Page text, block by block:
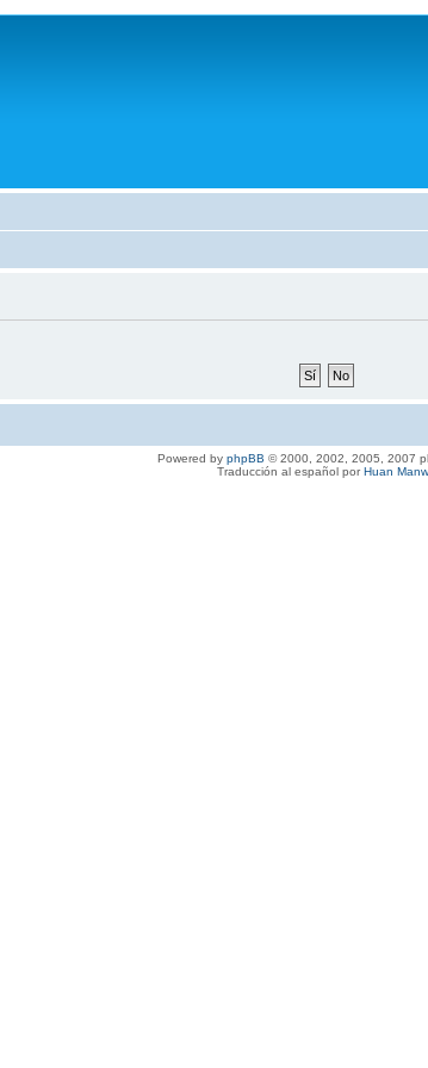
Powered by phpBB © 2000, 2002, 2005, 2007
Traducción al español porHuan